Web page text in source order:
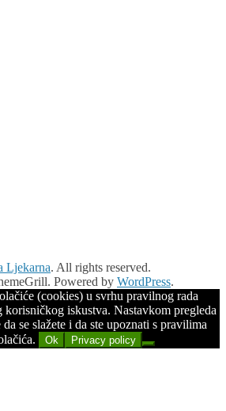
Ljekarna. All rights reserved.
Powered by WordPress.
(cookies) u svrhu pravilnog rada
korisničkog iskustva. Nastavkom pregleda
se slažete i da ste upoznati s pravilima
Ok Privacy policy